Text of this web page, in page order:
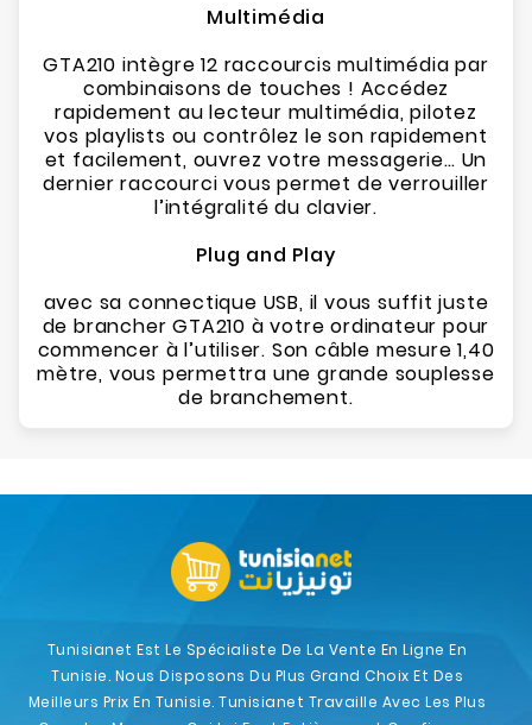
Multimédia
GTA210 intègre 12 raccourcis multimédia par
combinaisons de touches ! Accédez
rapidement au lecteur multimédia, pilotez
vos playlists ou contrôlez le son rapidement
et facilement, ouvrez votre messagerie… Un
dernier raccourci vous permet de verrouiller
l’intégralité du clavier.
Plug and Play
avec sa connectique USB, il vous suffit juste
de brancher GTA210 à votre ordinateur pour
commencer à l’utiliser. Son câble mesure 1,40
mètre, vous permettra une grande souplesse
de branchement.
Tunisianet Est Le Spécialiste De La Vente En Ligne En
Tunisie. Nous Disposons Du Plus Grand Choix Et Des
Meilleurs Prix En Tunisie. Tunisianet Travaille Avec Les Plus